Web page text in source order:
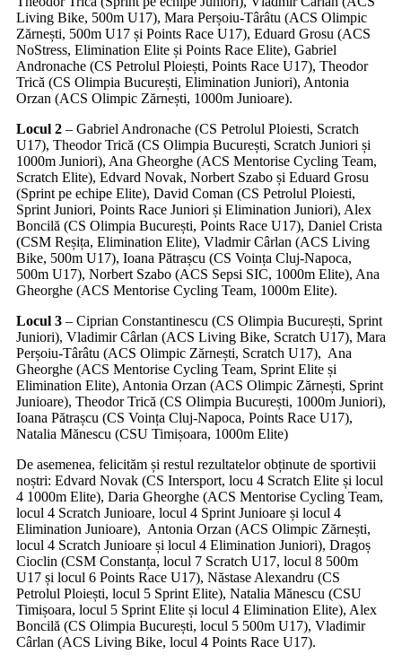
Living Bike, 500m U17), Mara Perșoiu-Târâtu (ACS Olimpic
Zărnești, 500m U17 și Points Race U17), Eduard Grosu (ACS
NoStress, Elimination Elite și Points Race Elite), Gabriel
Andronache (CS Petrolul Ploiești, Points Race U17), Theodor
Trică (CS Olimpia București, Elimination Juniori), Antonia
Orzan (ACS Olimpic Zărnești, 1000m Junioare).
Locul 2 – Gabriel Andronache (CS Petrolul Ploiesti, Scratch
U17), Theodor Trică (CS Olimpia București, Scratch Juniori și
1000m Juniori), Ana Gheorghe (ACS Mentorise Cycling Team,
Scratch Elite), Edvard Novak, Norbert Szabo și Eduard Grosu
(Sprint pe echipe Elite), David Coman (CS Petrolul Ploiesti,
Sprint Juniori, Points Race Juniori și Elimination Juniori), Alex
Boncilă (CS Olimpia București, Points Race U17), Daniel Crista
(CSM Reșița, Elimination Elite), Vladmir Cârlan (ACS Living
Bike, 500m U17), Ioana Pătrașcu (CS Voința Cluj-Napoca,
500m U17), Norbert Szabo (ACS Sepsi SIC, 1000m Elite), Ana
Gheorghe (ACS Mentorise Cycling Team, 1000m Elite).
Locul 3 – Ciprian Constantinescu (CS Olimpia București, Sprint
Juniori), Vladimir Cârlan (ACS Living Bike, Scratch U17), Mara
Perșoiu-Târâtu (ACS Olimpic Zărnești, Scratch U17), Ana
Gheorghe (ACS Mentorise Cycling Team, Sprint Elite și
Elimination Elite), Antonia Orzan (ACS Olimpic Zărnești, Sprint
Junioare), Theodor Trică (CS Olimpia București, 1000m Juniori),
Ioana Pătrașcu (CS Voința Cluj-Napoca, Points Race U17),
Natalia Mănescu (CSU Timișoara, 1000m Elite)
De asemenea, felicităm și restul rezultatelor obținute de sportivii
noștri: Edvard Novak (CS Intersport, locu 4 Scratch Elite și locul
4 1000m Elite), Daria Gheorghe (ACS Mentorise Cycling Team,
locul 4 Scratch Junioare, locul 4 Sprint Junioare și locul 4
Elimination Junioare), Antonia Orzan (ACS Olimpic Zărnești,
locul 4 Scratch Junioare și locul 4 Elimination Juniori), Dragoș
Cioclin (CSM Constanța, locul 7 Scratch U17, locul 8 500m
U17 și locul 6 Points Race U17), Năstase Alexandru (CS
Petrolul Ploiești, locul 5 Sprint Elite), Natalia Mănescu (CSU
Timișoara, locul 5 Sprint Elite și locul 4 Elimination Elite), Alex
Boncilă (CS Olimpia București, locul 5 500m U17), Vladimir
Cârlan (ACS Living Bike, locul 4 Points Race U17).